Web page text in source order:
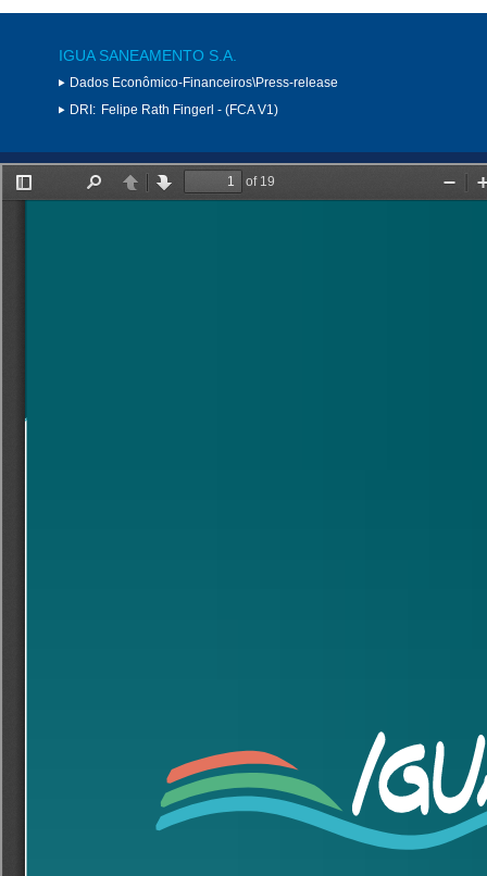
IGUA SANEAMENTO S.A.
Dados Econômico-Financeiros\Press-release
DRI: Felipe Rath Fingerl - (FCA V1)